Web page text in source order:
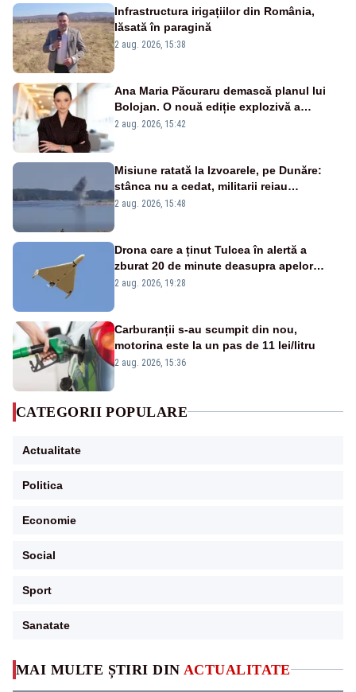
MAI MULTE ȘTIRI DIN ACTUALITATE
Infrastructura irigațiilor din România,
lăsată în paragină
2 aug. 2026, 15:38
Ana Maria Păcuraru demască planul lui
Bolojan. O nouă ediție explozivă a
emisiunii „Miza Zilei” la Realitatea PLUS
2 aug. 2026, 15:42
Misiune ratată la Izvoarele, pe Dunăre:
stânca nu a cedat, militarii reiau
detonările luni – VIDEO
2 aug. 2026, 15:48
Drona care a ținut Tulcea în alertă a
zburat 20 de minute deasupra apelor
României. Au fost ridicate două F-16
2 aug. 2026, 19:28
Carburanții s-au scumpit din nou,
motorina este la un pas de 11 lei/litru
2 aug. 2026, 15:36
CATEGORII POPULARE
Actualitate
Politica
Economie
Social
Sport
Sanatate